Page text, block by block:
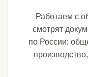
Работаем с
смотрят
по России: